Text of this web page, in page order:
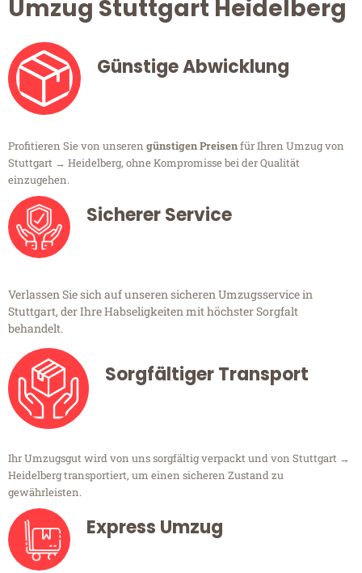
Umzug Stuttgart Heidelberg
Günstige Abwicklung
Profitieren Sie von unseren günstigen Preisenfür Ihren Umzug von
Stuttgart → Heidelberg, ohne Kompromisse bei der Qualität
einzugehen.
Sicherer Service
Verlassen Sie sich auf unseren sicheren Umzugsservice in
Stuttgart, der Ihre Habseligkeiten mit höchster Sorgfalt
behandelt.
Sorgfältiger Transport
Ihr Umzugsgut wird von uns sorgfältig verpackt und von Stuttgart →
Heidelberg transportiert, um einen sicheren Zustand zu
gewährleisten.
Express Umzug